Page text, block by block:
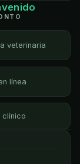
veterinaria
línea
clínico